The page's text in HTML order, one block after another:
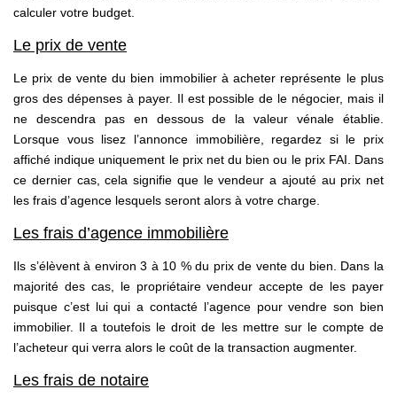
calculer votre budget.
Le prix de vente
Le prix de vente du bien immobilier à acheter représente le plus
gros des dépenses à payer. Il est possible de le négocier, mais il
ne descendra pas en dessous de la valeur vénale établie.
Lorsque vous lisez l’annonce immobilière, regardez si le prix
affiché indique uniquement le prix net du bien ou le prix FAI. Dans
ce dernier cas, cela signifie que le vendeur a ajouté au prix net
les frais d’agence lesquels seront alors à votre charge.
Les frais d’agence immobilière
Ils s’élèvent à environ 3 à 10 % du prix de vente du bien. Dans la
majorité des cas, le propriétaire vendeur accepte de les payer
puisque c’est lui qui a contacté l’agence pour vendre son bien
immobilier. Il a toutefois le droit de les mettre sur le compte de
l’acheteur qui verra alors le coût de la transaction augmenter.
Les frais de notaire